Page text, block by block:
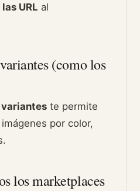
URL al
(como los
te permite
por color,
los marketplaces